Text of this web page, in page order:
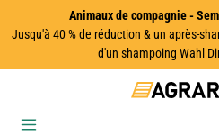
Passer au contenu principal
Animaux de compagnie -
Jusqu'à 40 % de réduction & un après-
d'un shampoing Wahl